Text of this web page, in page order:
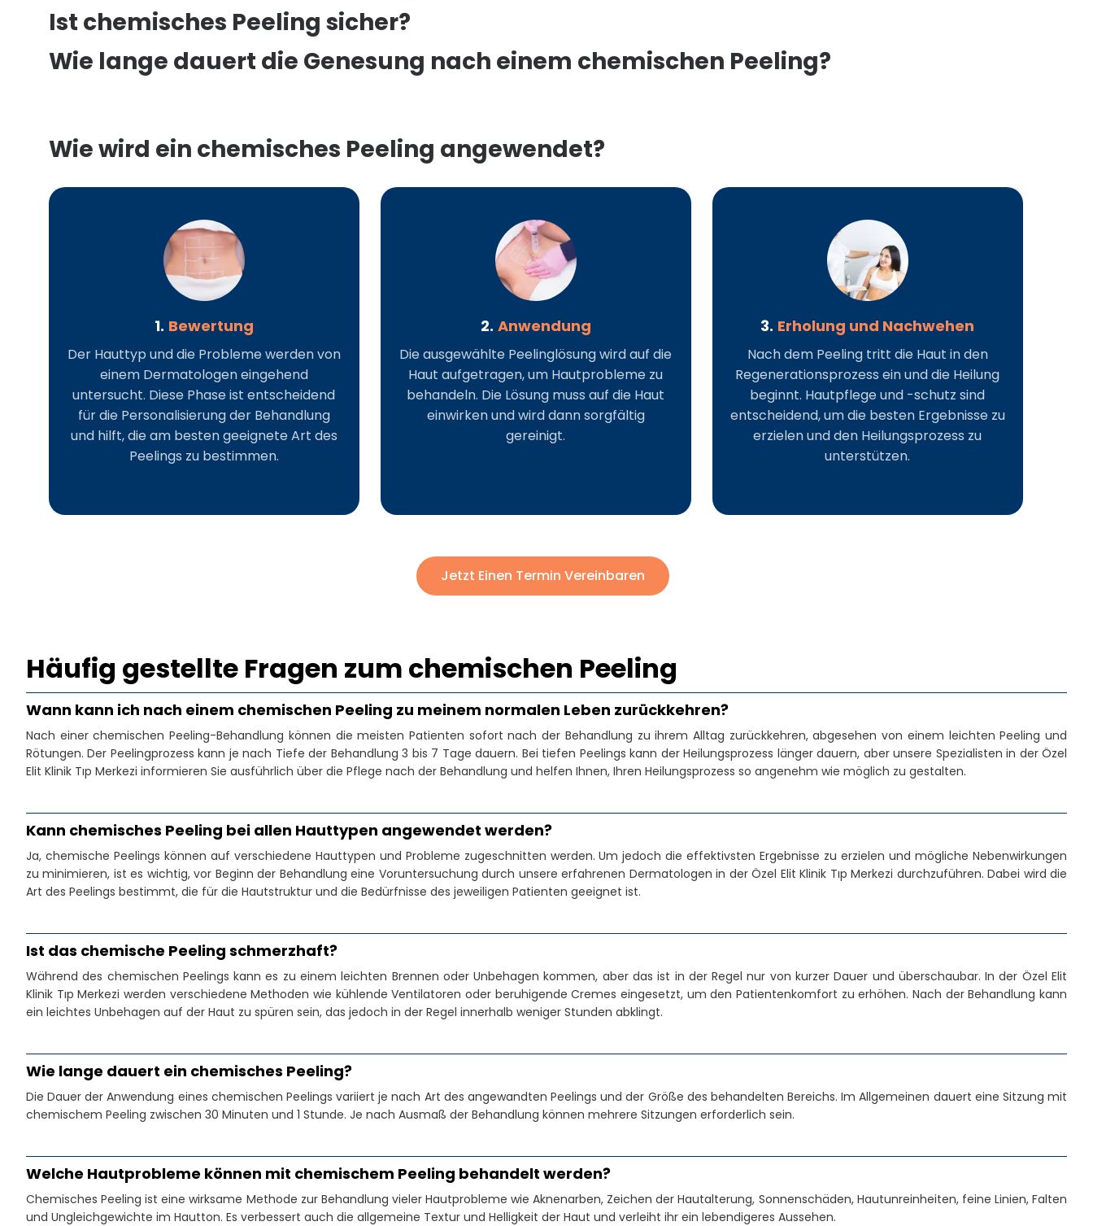
Ist chemisches Peeling sicher?
Wie lange dauert die Genesung nach einem chemischen Peeling?
Wie wird ein chemisches Peeling angewendet?
1. Bewertung
Der Hauttyp und die Probleme werden von
einem Dermatologen eingehend
untersucht. Diese Phase ist entscheidend
für die Personalisierung der Behandlung
und hilft, die am besten geeignete Art des
Peelings zu bestimmen.
2. Anwendung
Die ausgewählte Peelinglösung wird auf die
Haut aufgetragen, um Hautprobleme zu
behandeln. Die Lösung muss auf die Haut
einwirken und wird dann sorgfältig
gereinigt.
3. Erholung und Nachwehen
Nach dem Peeling tritt die Haut in den
Regenerationsprozess ein und die Heilung
beginnt. Hautpflege und -schutz sind
entscheidend, um die besten Ergebnisse zu
erzielen und den Heilungsprozess zu
unterstützen.
Jetzt Einen Termin Vereinbaren
Häufig gestellte Fragen zum chemischen Peeling
Wann kann ich nach einem chemischen Peeling zu meinem normalen Leben zurückkehren?
Nach einer chemischen Peeling-Behandlung können die meisten Patienten sofort nach der Behandlung zu ihrem Alltag zurückkehren, abgesehen von einem leichten Peeling und
Rötungen. Der Peelingprozess kann je nach Tiefe der Behandlung 3 bis 7 Tage dauern. Bei tiefen Peelings kann der Heilungsprozess länger dauern, aber unsere Spezialisten in der Özel
Elit Klinik Tıp Merkezi informieren Sie ausführlich über die Pflege nach der Behandlung und helfen Ihnen, Ihren Heilungsprozess so angenehm wie möglich zu gestalten.
Kann chemisches Peeling bei allen Hauttypen angewendet werden?
Ja, chemische Peelings können auf verschiedene Hauttypen und Probleme zugeschnitten werden. Um jedoch die effektivsten Ergebnisse zu erzielen und mögliche Nebenwirkungen
zu minimieren, ist es wichtig, vor Beginn der Behandlung eine Voruntersuchung durch unsere erfahrenen Dermatologen in der Özel Elit Klinik Tıp Merkezi durchzuführen. Dabei wird die
Art des Peelings bestimmt, die für die Hautstruktur und die Bedürfnisse des jeweiligen Patienten geeignet ist.
Ist das chemische Peeling schmerzhaft?
Während des chemischen Peelings kann es zu einem leichten Brennen oder Unbehagen kommen, aber das ist in der Regel nur von kurzer Dauer und überschaubar. In der Özel Elit
Klinik Tıp Merkezi werden verschiedene Methoden wie kühlende Ventilatoren oder beruhigende Cremes eingesetzt, um den Patientenkomfort zu erhöhen. Nach der Behandlung kann
ein leichtes Unbehagen auf der Haut zu spüren sein, das jedoch in der Regel innerhalb weniger Stunden abklingt.
Wie lange dauert ein chemisches Peeling?
Die Dauer der Anwendung eines chemischen Peelings variiert je nach Art des angewandten Peelings und der Größe des behandelten Bereichs. Im Allgemeinen dauert eine Sitzung mit
chemischem Peeling zwischen 30 Minuten und 1 Stunde. Je nach Ausmaß der Behandlung können mehrere Sitzungen erforderlich sein.
Welche Hautprobleme können mit chemischem Peeling behandelt werden?
Chemisches Peeling ist eine wirksame Methode zur Behandlung vieler Hautprobleme wie Aknenarben, Zeichen der Hautalterung, Sonnenschäden, Hautunreinheiten, feine Linien, Falten
und Ungleichgewichte im Hautton. Es verbessert auch die allgemeine Textur und Helligkeit der Haut und verleiht ihr ein lebendigeres Aussehen.